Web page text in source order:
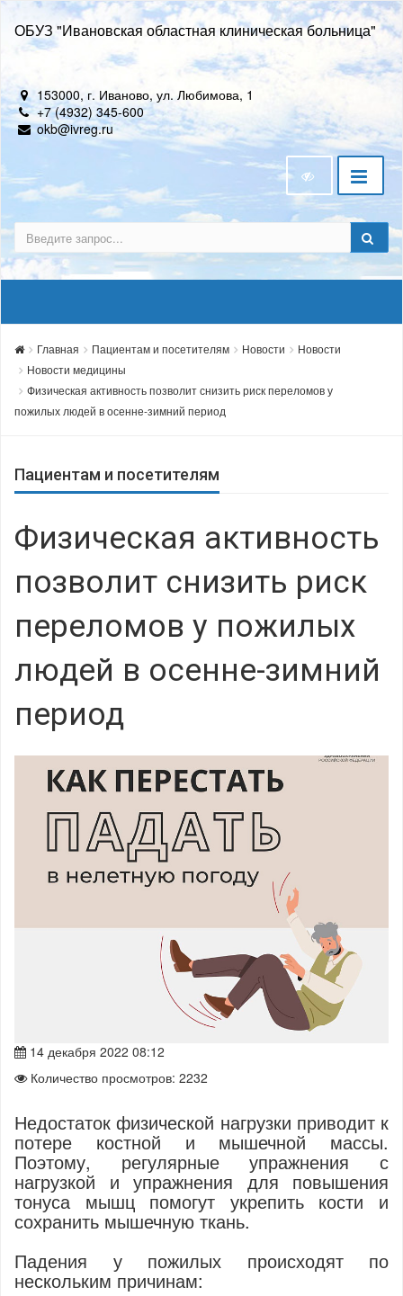
ОБУЗ "Ивановская областная клиническая больница"
153000, г. Иваново, ул. Любимова, 1
+7 (4932) 345-600
okb@ivreg.ru
Главная Пациентам и посетителям Новости
Новости
Новости медицины
Физическая активность позволит снизить риск переломов у
пожилых людей в осенне-зимний период
Пациентам и посетителям
Физическая активность
позволит снизить риск
переломов у пожилых
людей в осенне-зимний
период
14 декабря 2022 08:12
Количество просмотров: 2232
Недостаток физической нагрузки приводит к
потере костной и мышечной массы.
Поэтому, регулярные упражнения с
нагрузкой и упражнения для повышения
тонуса мышц помогут укрепить кости и
сохранить мышечную ткань.
Падения у пожилых происходят по
нескольким причинам: